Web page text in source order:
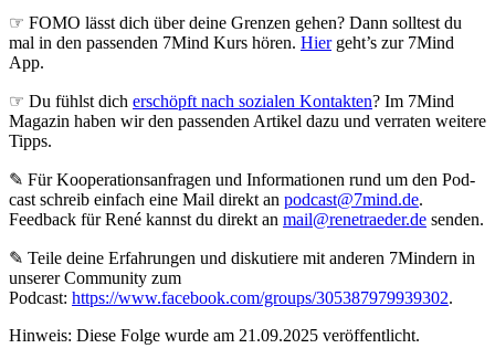
☞ FOMO lässt dich über deine Grenzen gehen? Dann solltest du
mal in den passenden 7Mind Kurs hören. Hiergeht’s zur 7Mind
App.
☞ Du fühlst dich erschöpft nach sozialen Kontakten? Im 7Mind
Magazin haben wir den passenden Artikel dazu und verraten weitere
Tipps.
✎ Für Koope­ra­ti­ons­an­fra­gen und Infor­ma­tio­nen rund um den Pod­
cast schreib ein­fach eine Mail direkt an podcast@7mind.de.
Feedback für René kannst du direkt an mail@renetraeder.de senden.
✎ Teile deine Erfahrungen und diskutiere mit anderen 7Mindern in
unserer Community zum
Podcast: https://www.facebook.com/groups/305387979939302.
Hinweis: Diese Folge wurde am 21.09.2025 veröffentlicht.